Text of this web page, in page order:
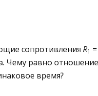
сопротивления R1
Чему равно
время?